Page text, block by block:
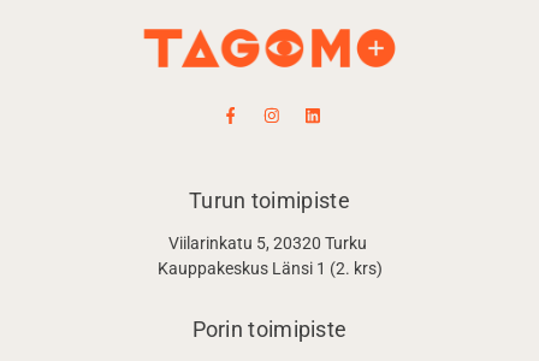
Turun toimipiste
Viilarinkatu 5, 20320 Turku
Kauppakeskus Länsi 1 (2. krs)
Porin toimipiste